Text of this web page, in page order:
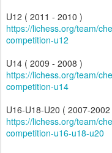
U12 ( 2011 - 2010 )
https://lichess.org/team/
competition-u12
U14 ( 2009 - 2008 )
https://lichess.org/team/
competition-u14
U16-U18-U20 ( 2007-2002
https://lichess.org/team/
competition-u16-u18-u20